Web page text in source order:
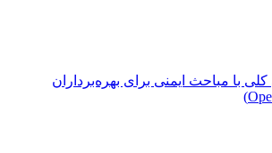
مباحث ایمنی برای بهره‌برداران